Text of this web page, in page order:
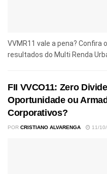
VVMR11 vale a pena? Confira
resultados do Multi Renda
FII VVCO11: Zero
Oportunidade ou
Corporativos?
POR CRISTIANO ALVARENGA 11/